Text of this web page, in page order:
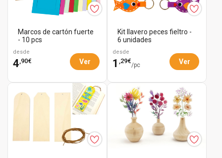
Marcos de cartón fuerte
- 10 pcs
desde
4 ,90€ Ver
Kit llavero peces fieltro -
6 unidades
desde
1 ,29€
/pc Ver